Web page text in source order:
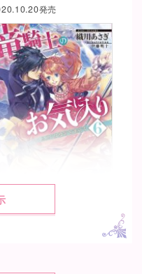
発売
士のお気に入り６ ふた